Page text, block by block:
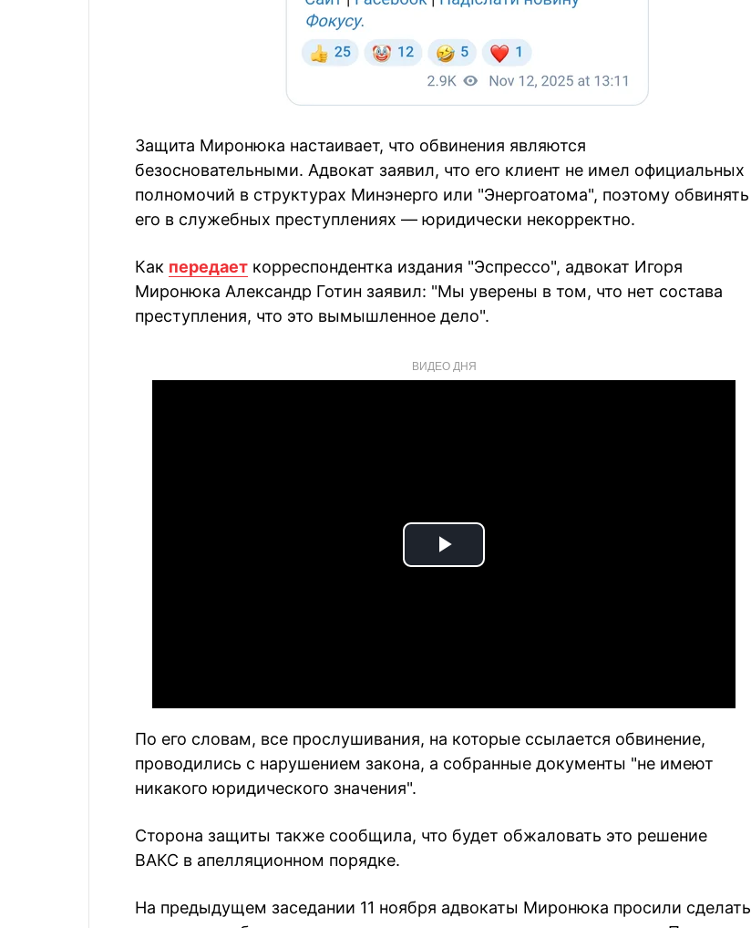
Защита Миронюка настаивает, что обвинения являются
безосновательными. Адвокат заявил, что его клиент не имел официальных
полномочий в структурах Минэнерго или "Энергоатома", поэтому обвинять
его в служебных преступлениях — юридически некорректно.
Как передает корреспондентка издания "Эспрессо", адвокат Игоря
Миронюка Александр Готин заявил: "Мы уверены в том, что нет состава
преступления, что это вымышленное дело".
ВИДЕО ДНЯ
Play
По его словам, все прослушивания, на которые ссылается обвинение,
проводились с нарушением закона, а собранные документы "не имеют
никакого юридического значения".
Сторона защиты также сообщила, что будет обжаловать это решение
ВАКС в апелляционном порядке.
На предыдущем заседании 11 ноября адвокаты Миронюка просили сделать